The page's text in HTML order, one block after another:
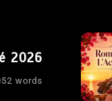
2026
words